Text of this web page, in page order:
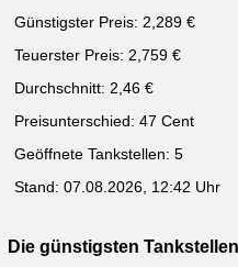
Günstigster Preis: 2,289 €
Teuerster Preis: 2,759 €
Durchschnitt: 2,46 €
Preisunterschied: 47 Cent
Geöffnete Tankstellen: 5
Stand: 07.08.2026, 12:42 Uhr
Die günstigsten